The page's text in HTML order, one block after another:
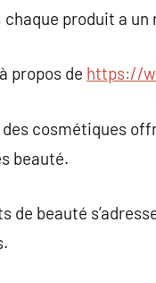
chaque produit a
propos de https://
cosmétiques
beauté.
de beauté